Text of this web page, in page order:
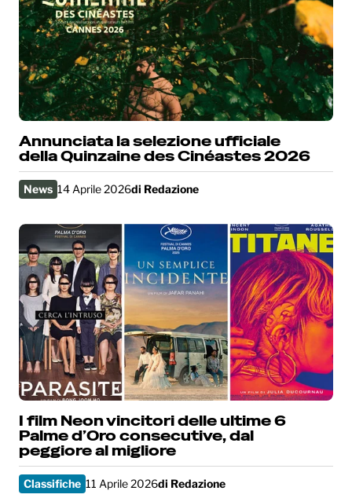
Annunciata la selezione ufficiale
della Quinzaine des Cinéastes 2026
News 14 Aprile 2026di Redazione
I film Neon vincitori delle ultime 6
Palme d’Oro consecutive, dal
peggiore al migliore
Classifiche 11 Aprile 2026di Redazione